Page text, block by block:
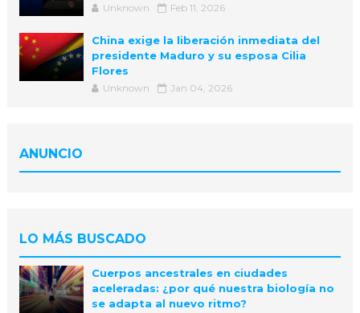
Unknown Feb 11, 2026
China exige la liberación inmediata del
presidente Maduro y su esposa Cilia
Flores
Unknown Jan 04, 2026
ANUNCIO
LO MÁS BUSCADO
Cuerpos ancestrales en ciudades
aceleradas: ¿por qué nuestra biología no
se adapta al nuevo ritmo?